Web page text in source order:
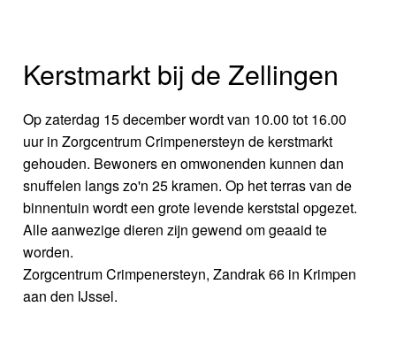
Kerstmarkt bij de Zellingen
Op zaterdag 15 december wordt van 10.00 tot 16.00
uur in Zorgcentrum Crimpenersteyn de kerstmarkt
gehouden. Bewoners en omwonenden kunnen dan
snuffelen langs zo'n 25 kramen. Op het terras van de
binnentuin wordt een grote levende kerststal opgezet.
Alle aanwezige dieren zijn gewend om geaaid te
worden.
Zorgcentrum Crimpenersteyn, Zandrak 66 in Krimpen
aan den IJssel.